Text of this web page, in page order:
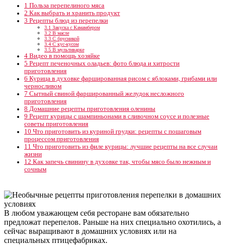
1 Польза перепелиного мяса
2 Как выбрать и хранить продукт
3 Рецепты блюд из перепелки
3.1 Закуска с Камамбером
3.2 В масле
3.3 С брусникой
3.4 С кус-кусом
3.5 В мультиварке
4 Видео в помощь хозяйке
5 Рецепт печеночных оладьев: фото блюда и хитрости
приготовления
6 Курица в духовке фаршированная рисом с яблоками, грибами или
черносливом
7 Сытный свиной фаршированный желудок несложного
приготовления
8 Домашние рецепты приготовления оленины
9 Рецепт курицы с шампиньонами в сливочном соусе и полезные
советы приготовления
10 Что приготовить из куриной грудки: рецепты с пошаговым
процессом приготовления
11 Что приготовить из филе курицы: лучшие рецепты на все случаи
жизни
12 Как запечь свинину в духовке так, чтобы мясо было нежным и
сочным
В любом уважающем себя ресторане вам обязательно
предложат перепелов. Раньше на них специально охотились, а
сейчас выращивают в домашних условиях или на
специальных птицефабриках.